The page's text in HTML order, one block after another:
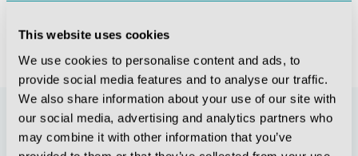
This website uses cookies
We use cookies to personalise content and ads, to
provide social media features and to analyse our traffic.
We also share information about your use of our site with
our social media, advertising and analytics partners who
may combine it with other information that you’ve